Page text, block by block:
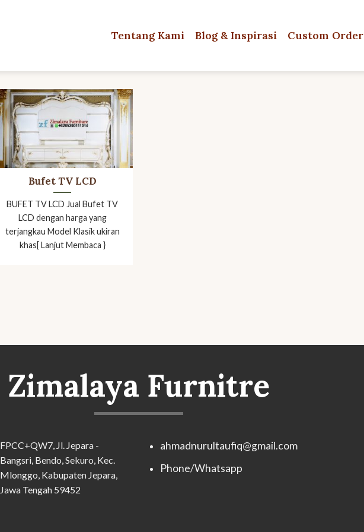
Tentang Kami Blog & Inspirasi Custom Order
Bufet TV LCD
BUFET TV LCD Jual Bufet TV
LCD dengan harga yang
terjangkau Model Klasik ukiran
khas[ Lanjut Membaca }
Zimalaya Furnitre
FPCC+QW7, Jl. Jepara -
Bangsri, Bendo, Sekuro, Kec.
Mlonggo, Kabupaten Jepara,
Jawa Tengah 59452
ahmadnurultaufiq@gmail.com
Phone/Whatsapp